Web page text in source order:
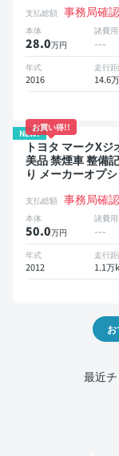
ト スマートキー バ
ニター ドライブレ
衝突軽減 両側電動
ドア 7人乗り
支払総額 事務局確
本体
28.0万円
諸費用
---
年式
2016
走行
14.6
NEW!
お買い得!!
トヨタ マークXジ
美品 禁煙車 整備
り メーカーオプ
ETC バックモニタ
り
支払総額 事務局確
本体
50.0万円
諸費用
---
年式
2012
走行
1.1万
最近